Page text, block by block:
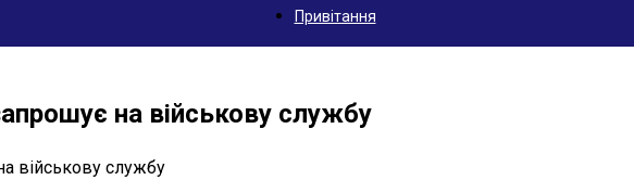
Привітання
на військову службу